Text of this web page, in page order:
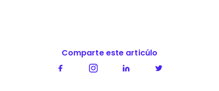
Comparte este articúlo